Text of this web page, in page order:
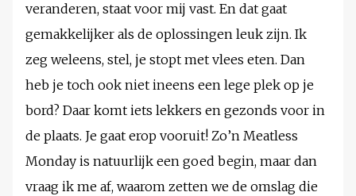
veranderen, staat voor mij vast. En dat gaat
gemakkelijker als de oplossingen leuk zijn. Ik
zeg weleens, stel, je stopt met vlees eten. Dan
heb je toch ook niet ineens een lege plek op je
bord? Daar komt iets lekkers en gezonds voor in
de plaats. Je gaat erop vooruit! Zo’n Meatless
Monday is natuurlijk een goed begin, maar dan
vraag ik me af, waarom zetten we de omslag die